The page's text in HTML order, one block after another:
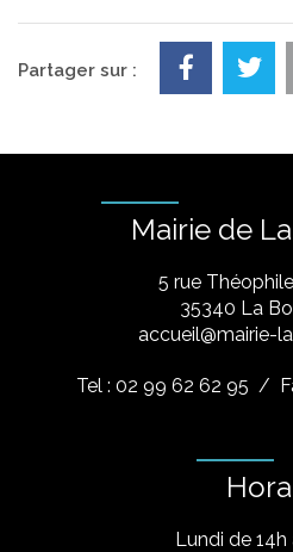
Partager sur :
Mairie de
5 rue
​35340 La
accueil@mairie-
Tel : 02 99 62 62 95 /
Lundi de 14h